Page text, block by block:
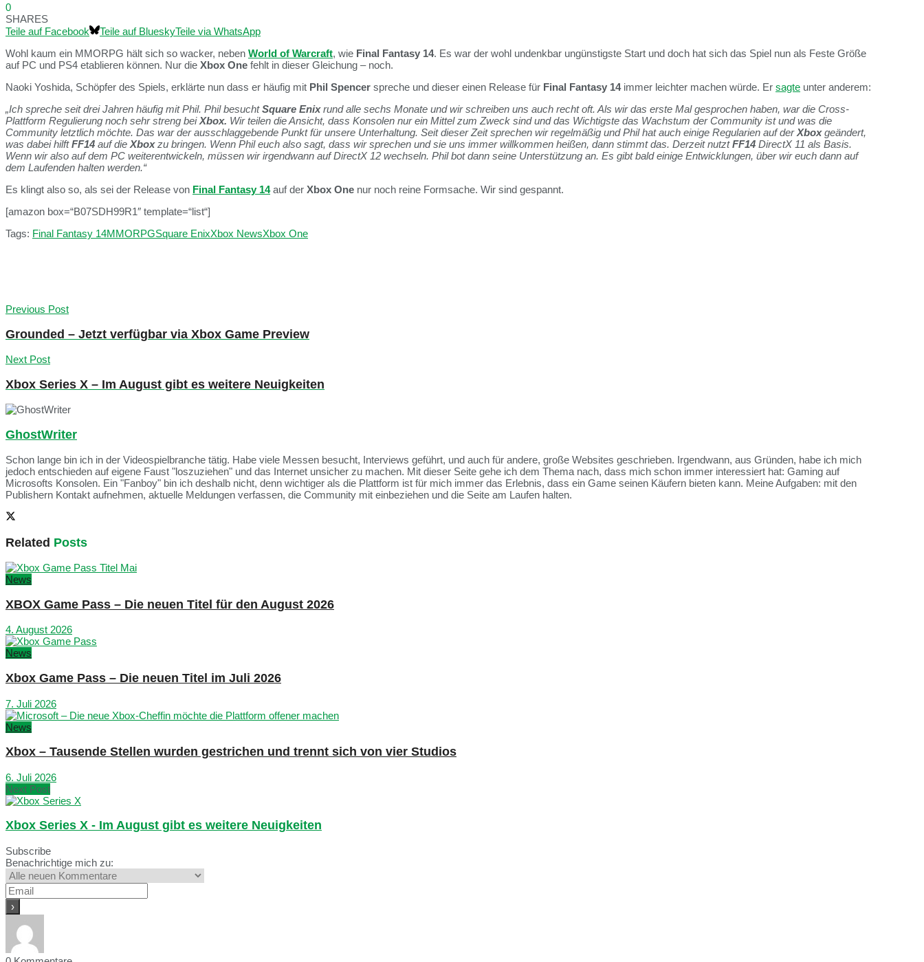
0
SHARES
Teile auf Facebook
Teile auf BlueskyTeile via WhatsApp
Wohl kaum ein MMORPG hält sich so wacker, neben World of Warcraft, wie Final Fantasy 14. Es war der wohl undenkbar ungünstigste Start und doch hat sich das Spiel nun als Feste Größe
auf PC und PS4 etablieren können. Nur die Xbox One fehlt in dieser Gleichung – noch.
Naoki Yoshida, Schöpfer des Spiels, erklärte nun dass er häufig mit Phil Spencer spreche und dieser einen Release für Final Fantasy 14immer leichter machen würde. Er sagte unter anderem:
„Ich spreche seit drei Jahren häufig mit Phil. Phil besuchtSquare Enixrund alle sechs Monate und wir schreiben uns auch recht oft. Als wir das erste Mal gesprochen haben, war die Cross-
Plattform Regulierung noch sehr streng beiXbox. Wir teilen die Ansicht, dass Konsolen nur ein Mittel zum Zweck sind und das Wichtigste das Wachstum der Community ist und was die
Community letztlich möchte. Das war der ausschlaggebende Punkt für unsere Unterhaltung. Seit dieser Zeit sprechen wir regelmäßig und Phil hat auch einige Regularien auf derXboxgeändert,
was dabei hilftFF14 auf die Xboxzu bringen. Wenn Phil euch also sagt, dass wir sprechen und sie uns immer willkommen heißen, dann stimmt das. Derzeit nutztFF14 DirectX 11 als Basis.
Wenn wir also auf dem PC weiterentwickeln, müssen wir irgendwann auf DirectX 12 wechseln. Phil bot dann seine Unterstützung an. Es gibt bald einige Entwicklungen, über wir euch dann auf
dem Laufenden halten werden.“
Es klingt also so, als sei der Release von Final Fantasy 14auf der Xbox One nur noch reine Formsache. Wir sind gespannt.
[amazon box=“B07SDH99R1″ template=“list“]
Tags: Final Fantasy 14MMORPGSquare EnixXbox NewsXbox One
Previous Post
Grounded – Jetzt verfügbar via Xbox Game Preview
Next Post
Xbox Series X – Im August gibt es weitere Neuigkeiten
GhostWriter
Schon lange bin ich in der Videospielbranche tätig. Habe viele Messen besucht, Interviews geführt, und auch für andere, große Websites geschrieben. Irgendwann, aus Gründen, habe ich mich
jedoch entschieden auf eigene Faust "loszuziehen" und das Internet unsicher zu machen. Mit dieser Seite gehe ich dem Thema nach, dass mich schon immer interessiert hat: Gaming auf
Microsofts Konsolen. Ein "Fanboy" bin ich deshalb nicht, denn wichtiger als die Plattform ist für mich immer das Erlebnis, dass ein Game seinen Käufern bieten kann. Meine Aufgaben: mit den
Publishern Kontakt aufnehmen, aktuelle Meldungen verfassen, die Community mit einbeziehen und die Seite am Laufen halten.
Related Posts
News
XBOX Game Pass – Die neuen Titel für den August 2026
4. August 2026
News
Xbox Game Pass – Die neuen Titel im Juli 2026
7. Juli 2026
News
Xbox – Tausende Stellen wurden gestrichen und trennt sich von vier Studios
6. Juli 2026
Next Post
Xbox Series X - Im August gibt es weitere Neuigkeiten
Subscribe
Benachrichtige mich zu: